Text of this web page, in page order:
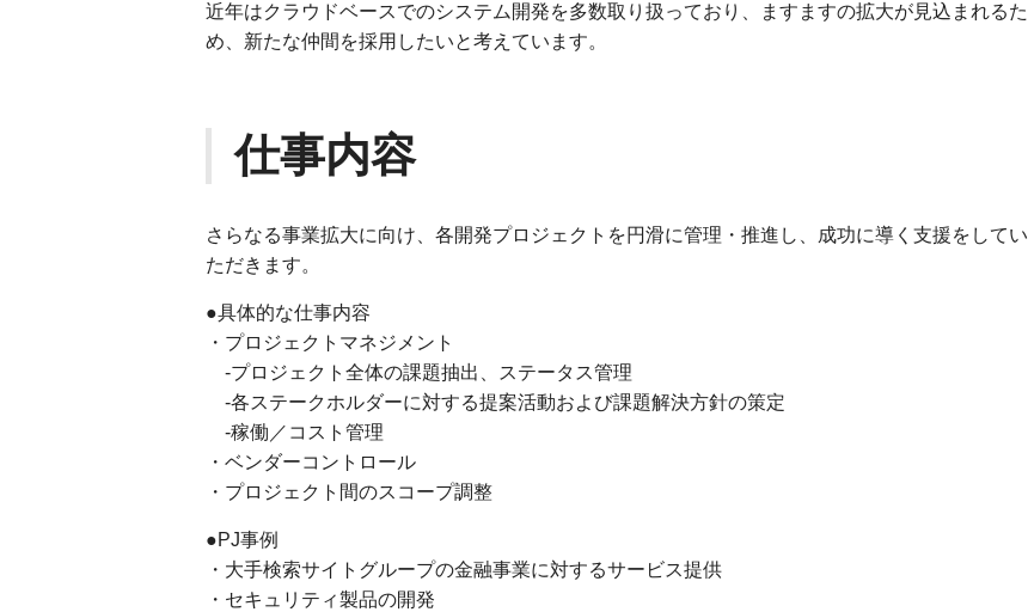
近年はクラウドベースでのシステム開発を多数取り扱っており、ますますの拡大が見込まれるた
め、新たな仲間を採用したいと考えています。
仕事内容
さらなる事業拡大に向け、各開発プロジェクトを円滑に管理・推進し、成功に導く支援をしてい
ただきます。
●具体的な仕事内容
・プロジェクトマネジメント
-プロジェクト全体の課題抽出、ステータス管理
-各ステークホルダーに対する提案活動および課題解決方針の策定
-稼働／コスト管理
・ベンダーコントロール
・プロジェクト間のスコープ調整
●PJ事例
・大手検索サイトグループの金融事業に対するサービス提供
・セキュリティ製品の開発